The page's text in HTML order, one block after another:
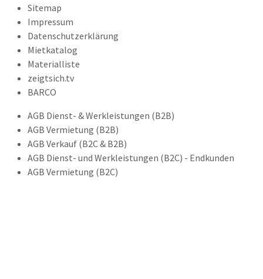
Sitemap
Impressum
Datenschutzerklärung
Mietkatalog
Materialliste
zeigtsich.tv
BARCO
AGB Dienst- & Werkleistungen (B2B)
AGB Vermietung (B2B)
AGB Verkauf (B2C & B2B)
AGB Dienst- und Werkleistungen (B2C) - Endkunden
AGB Vermietung (B2C)